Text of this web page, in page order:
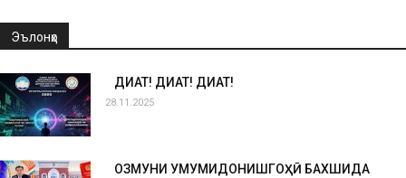
Эълонҳо
ДИҚҚАТ! ДИҚҚАТ! ДИҚҚАТ!
28.11.2025
ОЗМУНИ УМУМИДОНИШГОҲӢ БАХШИДА